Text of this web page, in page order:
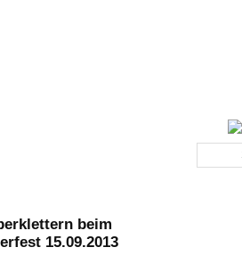
beim
15.09.2013